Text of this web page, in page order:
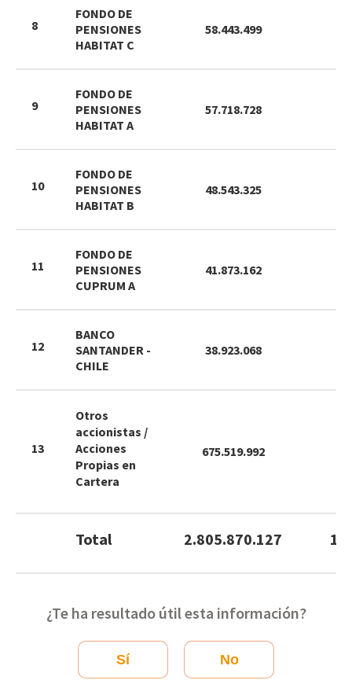
8
FONDO DE
PENSIONES
HABITAT C
58.443.499
9
FONDO DE
PENSIONES
HABITAT A
57.718.728
10
FONDO DE
PENSIONES
HABITAT B
48.543.325
11
FONDO DE
PENSIONES
CUPRUM A
41.873.162
12
BANCO
SANTANDER -
CHILE
38.923.068
13
Otros
accionistas /
Acciones
Propias en
Cartera
675.519.992
Total 2.805.870.127
¿Te ha resultado útil esta información?
Sí No